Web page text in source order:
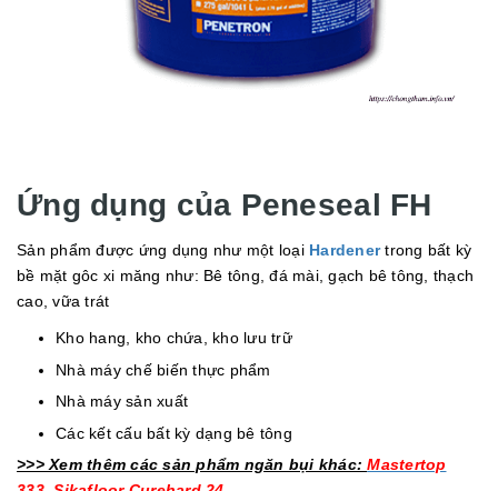
Ứng dụng của Peneseal FH
Sản phẩm được ứng dụng như một loại Hardenertrong bất kỳ
bề mặt gôc xi măng như: Bê tông, đá mài, gạch bê tông, thạch
cao, vữa trát
Kho hang, kho chứa, kho lưu trữ
Nhà máy chế biến thực phẩm
Nhà máy sản xuất
Các kết cấu bất kỳ dạng bê tông
>>> Xem thêm các sản phẩm ngăn bụi khác:Mastertop